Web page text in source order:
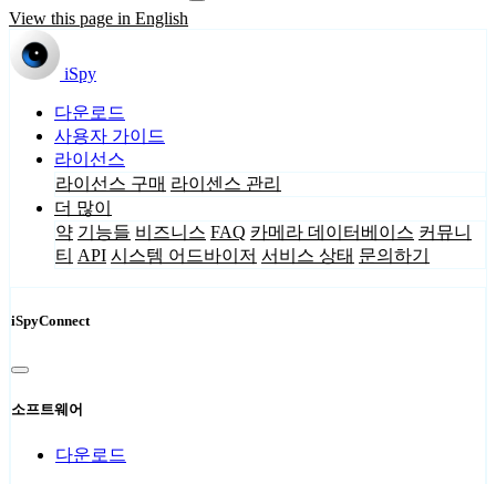
View this page in English
iSpy
다운로드
사용자 가이드
라이선스
라이선스 구매 라이센스 관리
더 많이
약 기능들 비즈니스 FAQ 카메라 데이터베이스 커뮤니
티 API 시스템 어드바이저 서비스 상태 문의하기
iSpyConnect
소프트웨어
다운로드